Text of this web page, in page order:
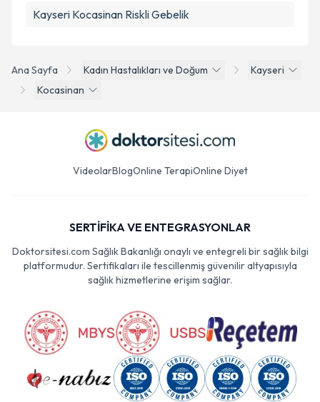
Ana Sayfa Kadın Hastalıkları ve Doğum
Kayseri
Kocasinan
Kayseri Kocasinan Riskli Gebelik
VideolarBlogOnline TerapiOnline Diyet
SERTİFİKA VE ENTEGRASYONLAR
Doktorsitesi.com Sağlık Bakanlığı onaylı ve entegreli bir sağlık bilgi
platformudur. Sertifikaları ile tescillenmiş güvenilir altyapısıyla
sağlık hizmetlerine erişim sağlar.